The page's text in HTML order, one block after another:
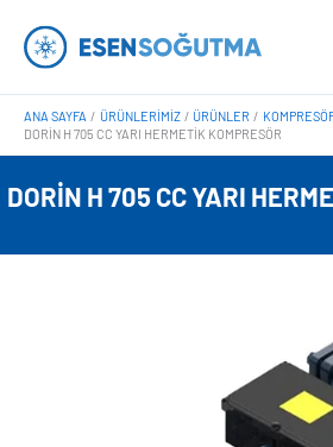
atla
ANA SAYFA ÜRÜNLERIMIZ ÜRÜNLER
DORIN H 705 CC YARI HERMETIK KOMPRESÖR
DORIN H 705 CC YARI